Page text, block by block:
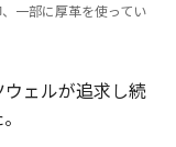
一部に厚革を使ってい
ェルが追求し続